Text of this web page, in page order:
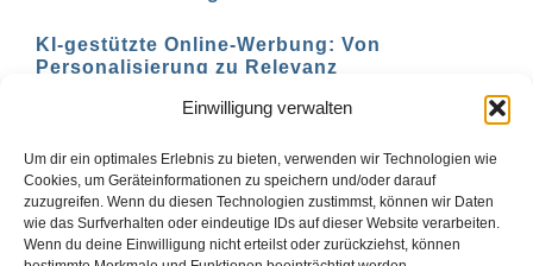
Einwilligung verwalten
Um dir ein optimales Erlebnis zu bieten, verwenden wir Technologien wie
Cookies, um Geräteinformationen zu speichern und/oder darauf
zuzugreifen. Wenn du diesen Technologien zustimmst, können wir Daten
wie das Surfverhalten oder eindeutige IDs auf dieser Website verarbeiten.
Wenn du deine Einwilligung nicht erteilst oder zurückziehst, können
KI-gestützte Online-Werbung: Von
Personalisierung zu Relevanz
KI-basierte Marketing-Analyse: Verstehen Sie
Zurück 1 2 3 Vor